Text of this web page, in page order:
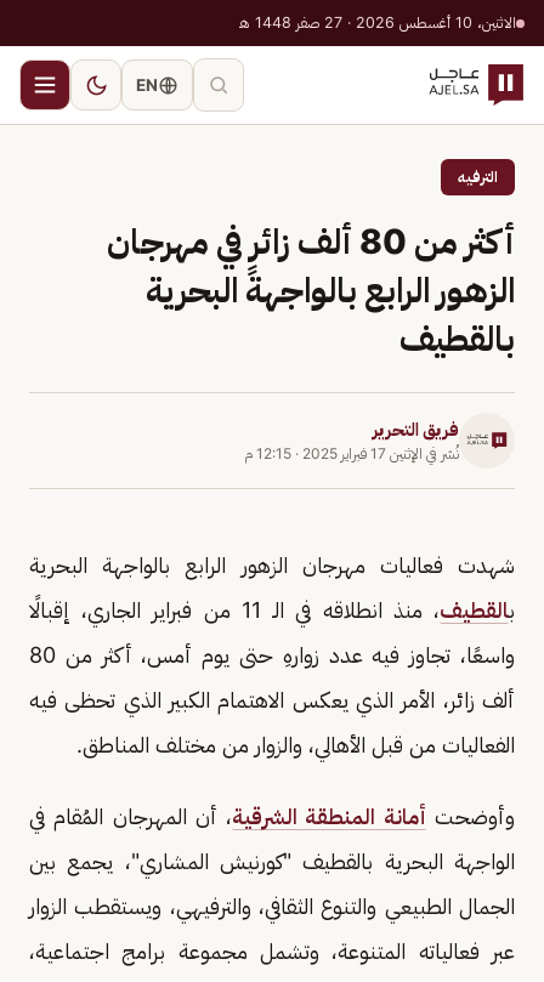
الاثنين، 10 أغسطس 2026 · 27 صفر 1448 هـ
EN
الترفيه
أكثر من 80 ألف زائرٍ في مهرجان
الزهور الرابع بالواجهة البحرية
بالقطيف
فريق التحرير
نُشر في الإثنين 17 فبراير 2025 · 12:15 م
شهدت فعاليات مهرجان الزهور الرابع بالواجهة البحرية
بالقطيف
، منذ انطلاقه في الـ 11 من فبراير الجاري، إقبالًا
واسعًا، تجاوز فيه عدد زوارهِ حتى يوم أمس، أكثر من 80
ألف زائر، الأمر الذي يعكس الاهتمام الكبير الذي تحظى فيه
الفعاليات من قبل الأهالي، والزوار من مختلف المناطق.
وأوضحت أمانة المنطقة الشرقية، أن المهرجان المُقام في
الواجهة البحرية بالقطيف "كورنيش المشاري"، يجمع بين
الجمال الطبيعي والتنوع الثقافي، والترفيهي، ويستقطب الزوار
عبر فعالياته المتنوعة، وتشمل مجموعة برامج اجتماعية،